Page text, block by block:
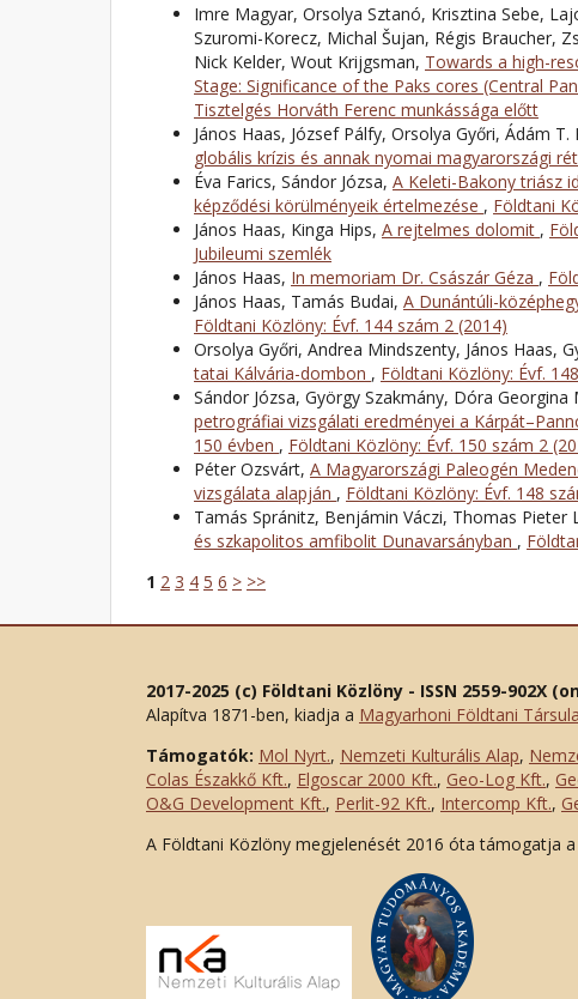
Imre Magyar, Orsolya Sztanó, Krisztina Sebe,
Szuromi-Korecz, Michal Šujan, Régis Braucher,
Nick Kelder, Wout Krijgsman, Towards a high-
Stage: Significance of the Paks cores (Central
Tisztelgés Horváth Ferenc munkássága előtt
János Haas, József Pálfy, Orsolya Győri, Ádám
globális krízis és annak nyomai magyarországi
Éva Farics, Sándor Józsa, A Keleti-Bakony triász
képződési körülményeik értelmezése , Földtani
János Haas, Kinga Hips, A rejtelmes dolomit ,
Jubileumi szemlék
János Haas, In memoriam Dr. Császár Géza ,
János Haas, Tamás Budai, A Dunántúli-
Földtani Közlöny: Évf. 144 szám 2 (2014)
Orsolya Győri, Andrea Mindszenty, János Haas,
tatai Kálvária-dombon , Földtani Közlöny: Évf.
Sándor Józsa, György Szakmány, Dóra Georgina
petrográfiai vizsgálati eredményei a
150 évben , Földtani Közlöny: Évf. 150 szám 2
Péter Ozsvárt, A Magyarországi Paleogén
vizsgálata alapján , Földtani Közlöny: Évf. 148
Tamás Spránitz, Benjámin Váczi, Thomas Pieter
és szkapolitos amfibolit Dunavarsányban ,
1 2 3 4 5 6 > >>
2017-2025 (c) Földtani Közlöny - ISSN 2559-902X
Alapítva 1871-ben, kiadja a Magyarhoni Földtani
Támogatók: Mol Nyrt., Nemzeti Kulturális Alap,
Colas Északkő Kft., Elgoscar 2000 Kft., Geo-Log Kft.,
O&G Development Kft., Perlit-92 Kft., Intercomp Kft.,
A Földtani Közlöny megjelenését 2016 óta támogatja a